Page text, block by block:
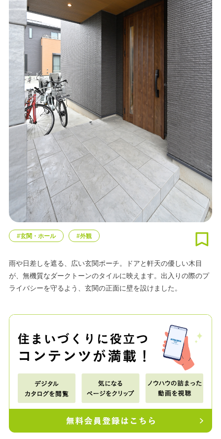
#玄関・ホール #外観
雨や日差しを遮る、広い玄関ポーチ。ドアと軒天の優しい木目
が、無機質なダークトーンのタイルに映えます。出入りの際のプ
ライバシーを守るよう、玄関の正面に壁を設けました。